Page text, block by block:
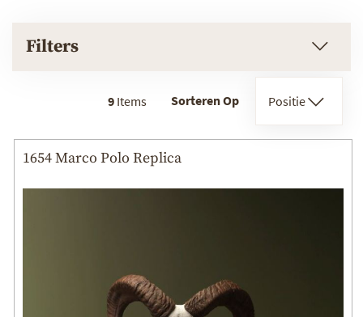
Filters
9 Items Sorteren Op Positie
1654 Marco Polo Replica